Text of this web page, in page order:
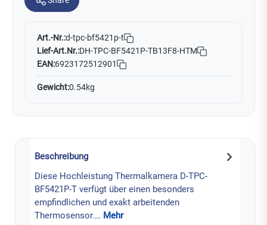
Art.-Nr.:d-tpc-bf5421p-t
Lief-Art.Nr.:DH-TPC-BF5421P-TB13F8-HTM
EAN:6923172512901
Gewicht:0.54kg
Beschreibung
Diese Hochleistung Thermalkamera D-TPC-
BF5421P-T verfügt über einen besonders
empfindlichen und exakt arbeitenden
Thermosensor.… Mehr